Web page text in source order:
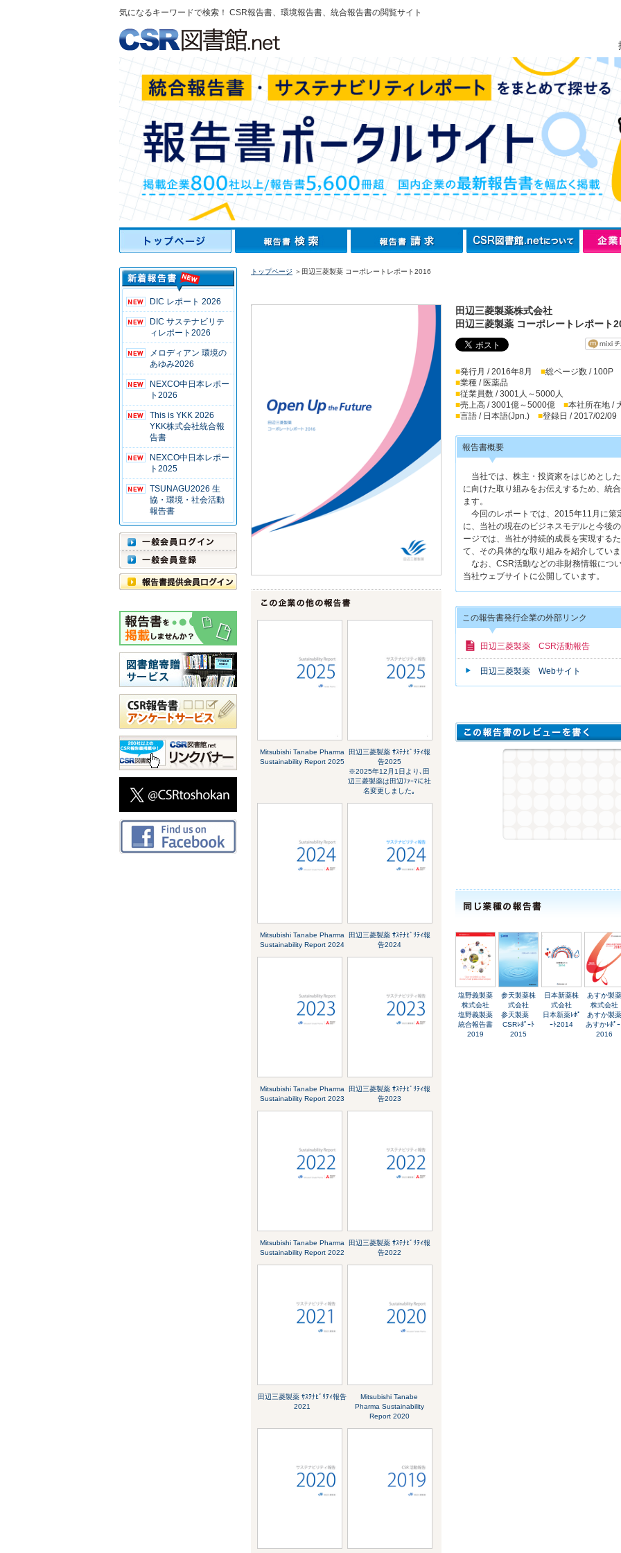
気になるキーワードで検索！ CSR報告書、環境報告書、統合報告書の閲覧サイト
DIC レポート 2026
DIC サステナビリテ
ィレポート2026
メロディアン 環境の
あゆみ2026
NEXCO中日本レポー
ト2026
This is YKK 2026
YKK株式会社統合報
告書
NEXCO中日本レポー
ト2025
TSUNAGU2026 生
協・環境・社会活動
報告書
トップページ ＞田辺三菱製薬 コーポレートレポート2016
Mitsubishi Tanabe Pharma
Sustainability Report 2025
田辺三菱製薬 ｻｽﾃﾅﾋﾞﾘﾃｨ報
告2025
※2025年12月1日より､田
辺三菱製薬は田辺ﾌｧｰﾏに社
名変更しました｡
Mitsubishi Tanabe Pharma
Sustainability Report 2024
田辺三菱製薬 ｻｽﾃﾅﾋﾞﾘﾃｨ報
告2024
Mitsubishi Tanabe Pharma
Sustainability Report 2023
田辺三菱製薬 ｻｽﾃﾅﾋﾞﾘﾃｨ報
告2023
Mitsubishi Tanabe Pharma
Sustainability Report 2022
田辺三菱製薬 ｻｽﾃﾅﾋﾞﾘﾃｨ報
告2022
田辺三菱製薬 ｻｽﾃﾅﾋﾞﾘﾃｨ報告
2021
Mitsubishi Tanabe
Pharma Sustainability
Report 2020
田辺三菱製薬株式会社
田辺三菱製薬 コーポレートレポート
■発行月 / 2016年8月 ■総ページ数 / 100P
■業種 / 医薬品
■従業員数 / 3001人～5000人
■売上高 / 3001億～5000億 ■本社所在地 /
■言語 / 日本語(Jpn.) ■登録日 / 2017/02/09
報告書概要
当社では、株主・投資家をはじめとし
に向けた取り組みをお伝えするため、統
ます。
今回のレポートでは、2015年11月に策
に、当社の現在のビジネスモデルと今後
ージでは、当社が持続的成長を実現する
て、その具体的な取り組みを紹介していま
なお、CSR活動などの非財務情報につ
当社ウェブサイトに公開しています。
この報告書発行企業の外部リンク
田辺三菱製薬 CSR活動報告
田辺三菱製薬 Webサイト
塩野義製薬
株式会社
塩野義製薬
統合報告書
2019
参天製薬株
式会社
参天製薬
CSRﾚﾎﾟｰﾄ
2015
日本新薬株
式会社
日本新薬ﾚﾎﾟ
ｰﾄ2014
あすか製薬
株式会社
あすか製薬
あすかﾚﾎﾟｰ
2016